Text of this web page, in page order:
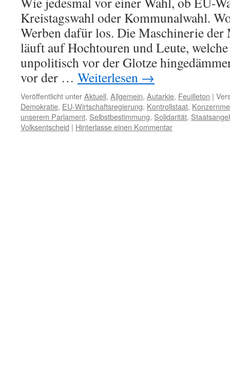
Kreistagswahl oder Kommunalwahl.
Werben dafür los. Die Maschinerie der
läuft auf Hochtouren und Leute,
unpolitisch vor der Glotze
vor der … Weiterlesen →
Veröffentlicht unterAktuell, Allgemein, Autarkie, Feuilleton |
Demokratie, EU-Wirtschaftsregierung, Kontrollstaat,
unserem Parlament, Selbstbestimmung, Solidarität,
Volksentscheid | Hinterlasse einen Kommentar